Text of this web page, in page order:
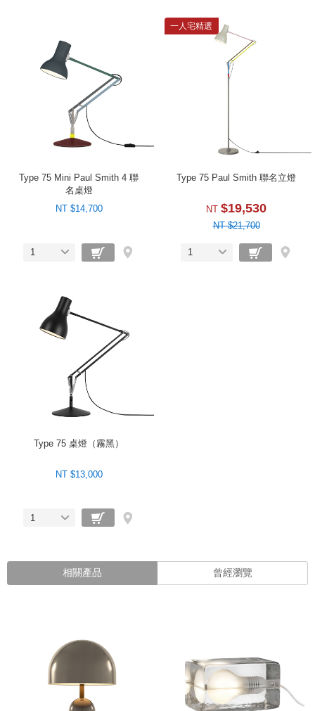
Type 75 Mini Paul Smith 4 聯
名桌燈
NT $14,700
1
一人宅精選
Type 75 Paul Smith 聯名立燈
NT $19,530
NT $21,700
1
Type 75 桌燈（霧黑）
NT $13,000
1
相關產品 曾經瀏覽